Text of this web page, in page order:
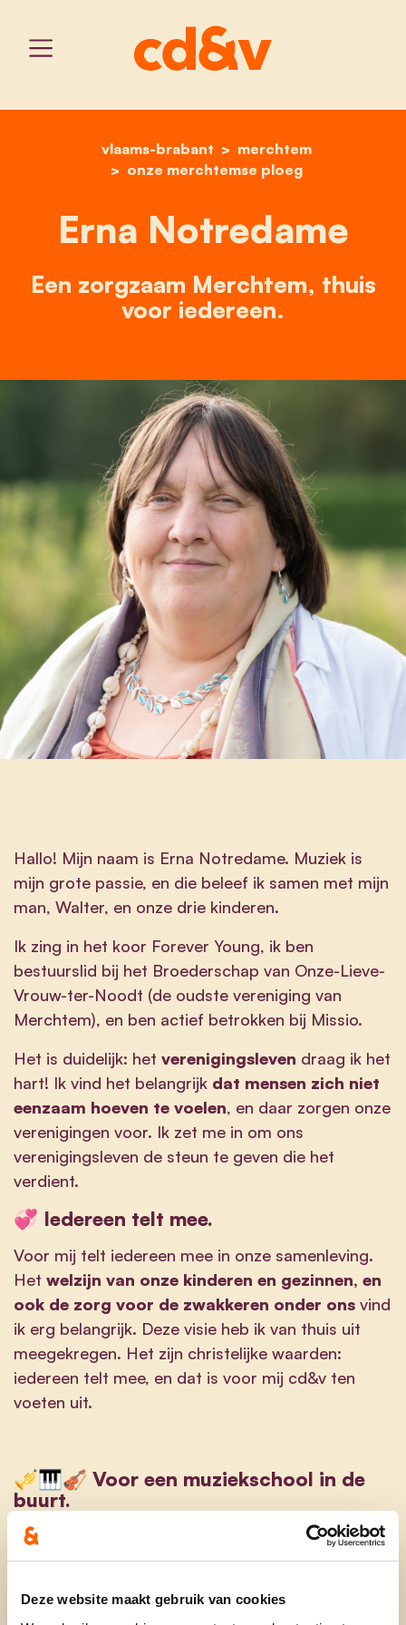
Deze website maakt gebruik van cookies
home
vlaams-brabant
merchtem
onze merchtemse ploeg
erna notredame
Erna Notredame
Een zorgzaam Merchtem, thuis
voor iedereen.
Hallo! Mijn naam is Erna Notredame. Muziek is
mijn grote passie, en die beleef ik samen met mijn
man, Walter, en onze drie kinderen.
Ik zing in het koor Forever Young, ik ben
bestuurslid bij het Broederschap van Onze-Lieve-
Vrouw-ter-Noodt (de oudste vereniging van
Merchtem), en ben actief betrokken bij Missio.
Het is duidelijk: het verenigingsleven draag ik het
hart! Ik vind het belangrijk dat mensen zich niet
eenzaam hoeven te voelen, en daar zorgen onze
verenigingen voor. Ik zet me in om ons
verenigingsleven de steun te geven die het
verdient.
💞 Iedereen telt mee.
Voor mij telt iedereen mee in onze samenleving.
Het welzijn van onze kinderen en gezinnen, en
ook de zorg voor de zwakkeren onder ons vind
ik erg belangrijk. Deze visie heb ik van thuis uit
meegekregen. Het zijn christelijke waarden:
iedereen telt mee, en dat is voor mij cd&v ten
voeten uit.
🎺🎹🎻 Voor een muziekschool in de
buurt.
In het bijzonder wil ik een lans breken voormeer
cultuur in onze gemeente, en dan zeker voor
proeven van cultuur, van muziek, en van het